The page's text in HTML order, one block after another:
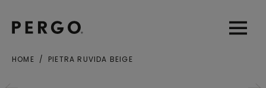
OpenOpen
HOME PIETRA RUVIDA BEIGE